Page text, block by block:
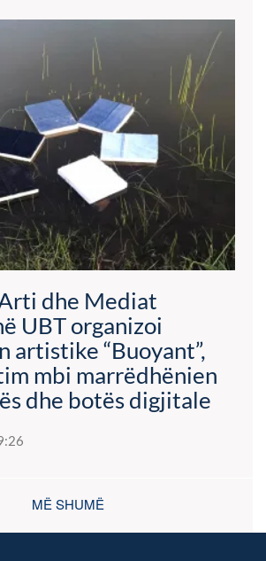
dhe Mediat
UBT organizoi
artistike “Buoyant”,
mbi marrëdhënien
dhe botës digjitale
MË SHUMË